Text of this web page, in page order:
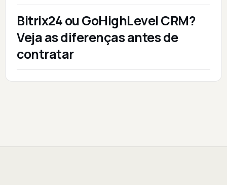
Bitrix24 ou GoHighLevel CRM?
Veja as diferenças antes de
contratar